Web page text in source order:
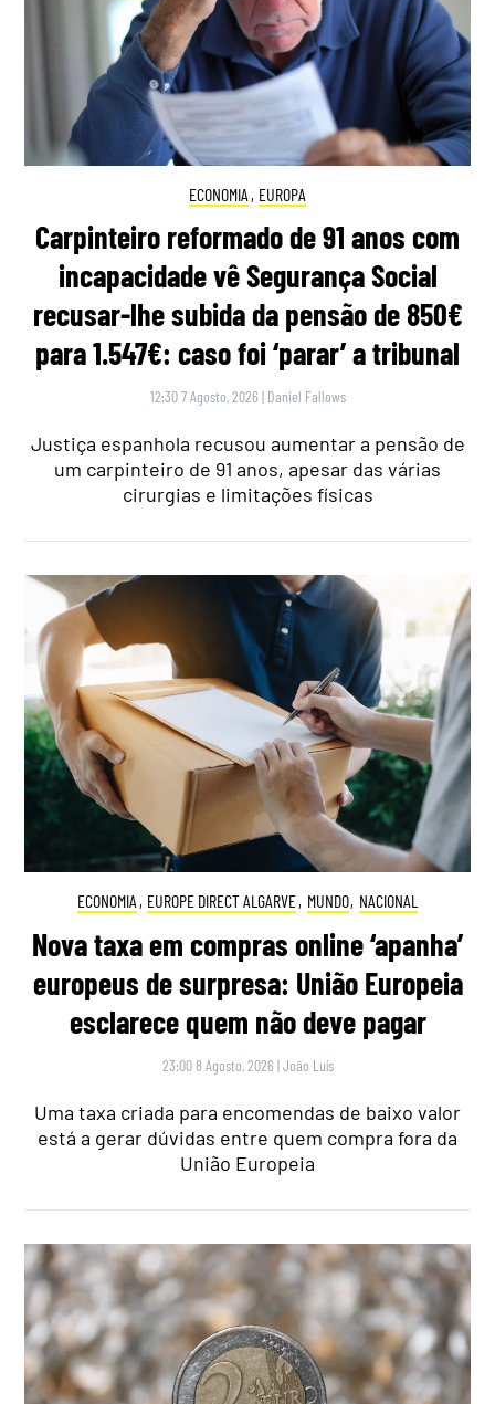
ECONOMIA , EUROPA
Carpinteiro reformado de 91 anos com
incapacidade vê Segurança Social
recusar-lhe subida da pensão de 850€
para 1.547€: caso foi ‘parar’ a tribunal
12:30 7 Agosto, 2026 | Daniel Fallows
Justiça espanhola recusou aumentar a pensão de
um carpinteiro de 91 anos, apesar das várias
cirurgias e limitações físicas
ECONOMIA , EUROPE DIRECT ALGARVE, MUNDO, NACIONAL
Nova taxa em compras online ‘apanha’
europeus de surpresa: União Europeia
esclarece quem não deve pagar
23:00 8 Agosto, 2026 |João Luís
Uma taxa criada para encomendas de baixo valor
está a gerar dúvidas entre quem compra fora da
União Europeia